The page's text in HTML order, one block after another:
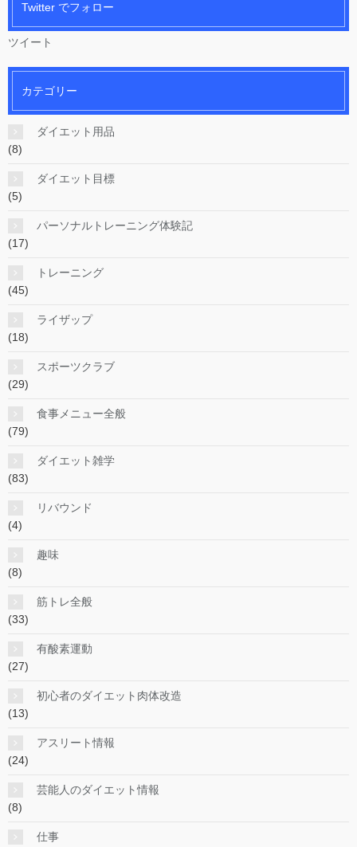
Twitter でフォロー
ツイート
カテゴリー
ダイエット用品
(8)
ダイエット目標
(5)
パーソナルトレーニング体験記
(17)
トレーニング
(45)
ライザップ
(18)
スポーツクラブ
(29)
食事メニュー全般
(79)
ダイエット雑学
(83)
リバウンド
(4)
趣味
(8)
筋トレ全般
(33)
有酸素運動
(27)
初心者のダイエット肉体改造
(13)
アスリート情報
(24)
芸能人のダイエット情報
(8)
仕事